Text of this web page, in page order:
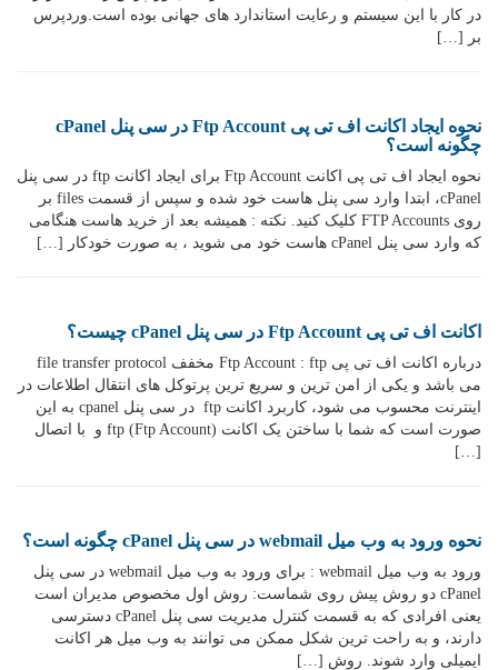
در کار با این سیستم و رعایت استاندارد های جهانی بوده است.وردپرس
بر […]
نحوه ایجاد اکانت اف تی پی Ftp Account در سی پنل cPanel
چگونه است؟
نحوه ایجاد اف تی پی اکانت Ftp Account برای ایجاد اکانت ftp در سی پنل
cPanel، ابتدا وارد سی پنل هاست خود شده و سپس از قسمت files بر
روی FTP Accounts کلیک کنید. نکته : همیشه بعد از خرید هاست هنگامی
که وارد سی پنل cPanel هاست خود می شوید ، به صورت خودکار […]
اکانت اف تی پی Ftp Account در سی پنل cPanel چیست؟
درباره اکانت اف تی پی Ftp Account : ftp مخفف file transfer protocol
می باشد و یکی از امن ترین و سریع ترین پرتوکل های انتقال اطلاعات در
اینترنت محسوب می شود، کاربرد اکانت ftp در سی پنل cpanel به این
صورت است که شما با ساختن یک اکانت ftp (Ftp Account) و با اتصال
[…]
نحوه ورود به وب میل webmail در سی پنل cPanel چگونه است؟
ورود به وب میل webmail : برای ورود به وب میل webmail در سی پنل
cPanel دو روش پیش روی شماست: روش اول مخصوص مدیران است
یعنی افرادی که به قسمت کنترل مدیریت سی پنل cPanel دسترسی
دارند، و به راحت ترین شکل ممکن می توانند به وب میل هر اکانت
ایمیلی وارد شوند. روش […]